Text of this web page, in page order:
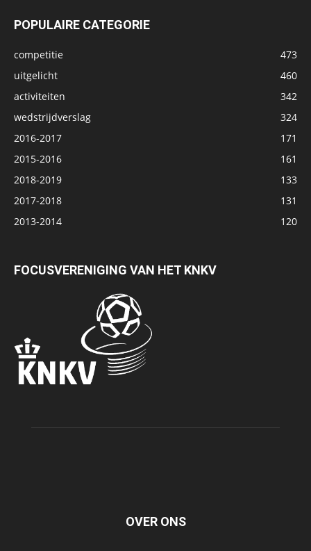
POPULAIRE CATEGORIE
competitie
473
uitgelicht
460
activiteiten
342
wedstrijdverslag
324
2016-2017
171
2015-2016
161
2018-2019
133
2017-2018
131
2013-2014
120
FOCUSVERENIGING VAN HET KNKV
OVER ONS